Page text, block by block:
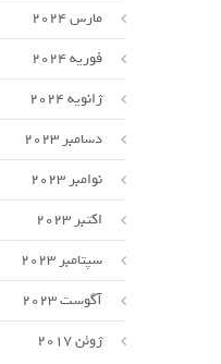
مارس 2024
فوریه 2024
ژانویه 2024
دسامبر 2023
نوامبر 2023
اکتبر 2023
سپتامبر 2023
آگوست 2023
ژوئن 2017